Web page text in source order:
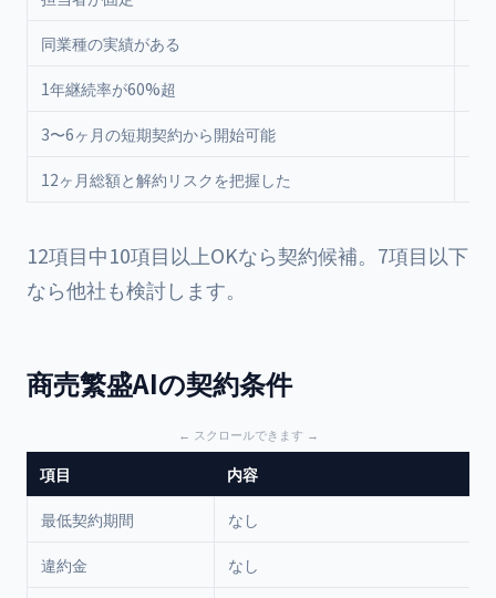
同業種の実績がある
1年継続率が60%超
3〜6ヶ月の短期契約から開始可能
12ヶ月総額と解約リスクを把握した
12項目中10項目以上OKなら契約候補。7項目以下
なら他社も検討します。
商売繁盛AIの契約条件
項目 内容
最低契約期間 なし
違約金 なし